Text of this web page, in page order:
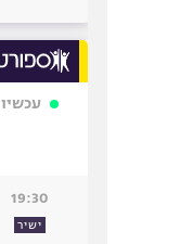
עכשיו
19:30
ישיר